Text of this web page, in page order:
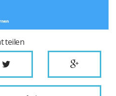
teilen